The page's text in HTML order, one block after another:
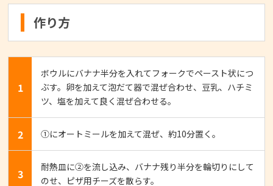
作り方
1
ボウルにバナナ半分を入れてフォークでペースト状につ
ぶす。卵を加えて泡だて器で混ぜ合わせ、豆乳、ハチミ
ツ、塩を加えて良く混ぜ合わせる。
2 ①にオートミールを加えて混ぜ、約10分置く。
3
耐熱皿に②を流し込み、バナナ残り半分を輪切りにして
のせ、ピザ用チーズを散らす。